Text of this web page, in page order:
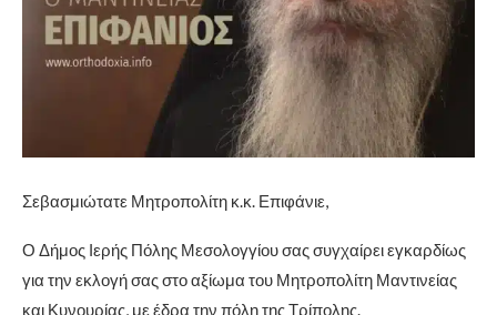
Σεβασμιώτατε Μητροπολίτη κ.κ. Επιφάνιε,
Ο Δήμος Ιερής Πόλης Μεσολογγίου σας συγχαίρει εγκαρδίως
για την εκλογή σας στο αξίωμα του Μητροπολίτη Μαντινείας
και Κυνουρίας, με έδρα την πόλη της Τρίπολης.